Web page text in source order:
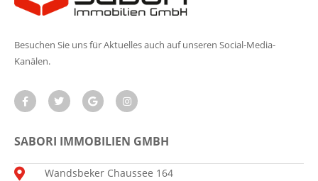
Besuchen Sie uns für Aktuelles auch auf unseren Social-Media-
Kanälen.
SABORI IMMOBILIEN GMBH
Wandsbeker Chaussee 164